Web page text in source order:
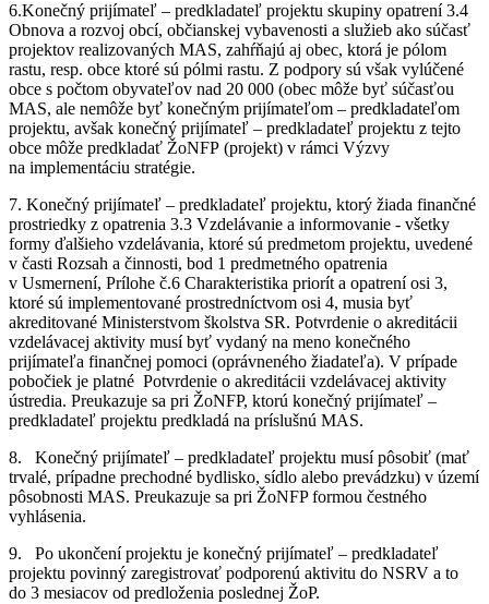
6.Konečný prijímateľ – predkladateľ projektu skupiny opatrení 3.4
Obnova a rozvoj obcí, občianskej vybavenosti a služieb ako súčasť
projektov realizovaných MAS, zahŕňajú aj obec, ktorá je pólom
rastu, resp. obce ktoré sú pólmi rastu. Z podpory sú však vylúčené
obce s počtom obyvateľov nad 20 000 (obec môže byť súčasťou
MAS, ale nemôže byť konečným prijímateľom – predkladateľom
projektu, avšak konečný prijímateľ – predkladateľ projektu z tejto
obce môže predkladať ŽoNFP (projekt) v rámci Výzvy
na implementáciu stratégie.
7. Konečný prijímateľ – predkladateľ projektu, ktorý žiada finančné
prostriedky z opatrenia 3.3 Vzdelávanie a informovanie - všetky
formy ďalšieho vzdelávania, ktoré sú predmetom projektu, uvedené
v časti Rozsah a činnosti, bod 1 predmetného opatrenia
v Usmernení, Prílohe č.6 Charakteristika priorít a opatrení osi 3,
ktoré sú implementované prostredníctvom osi 4, musia byť
akreditované Ministerstvom školstva SR. Potvrdenie o akreditácii
vzdelávacej aktivity musí byť vydaný na meno konečného
prijímateľa finančnej pomoci (oprávneného žiadateľa). V prípade
pobočiek je platné Potvrdenie o akreditácii vzdelávacej aktivity
ústredia. Preukazuje sa pri ŽoNFP, ktorú konečný prijímateľ –
predkladateľ projektu predkladá na príslušnú MAS.
8. Konečný prijímateľ – predkladateľ projektu musí pôsobiť (mať
trvalé, prípadne prechodné bydlisko, sídlo alebo prevádzku) v území
pôsobnosti MAS. Preukazuje sa pri ŽoNFP formou čestného
vyhlásenia.
9. Po ukončení projektu je konečný prijímateľ – predkladateľ
projektu povinný zaregistrovať podporenú aktivitu do NSRV a to
do 3 mesiacov od predloženia poslednej ŽoP.